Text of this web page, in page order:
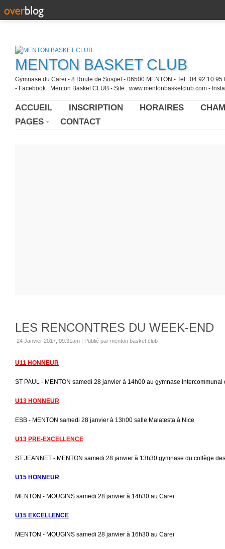
MENTON BASKET CLUB
Gymnase du Careï - 8 Route de Sospel - 06500 MENTON - Tel : 04 92 10
- Facebook : Menton Basket CLUB - Site : www.mentonbasketclub.com -
ACCUEIL INSCRIPTION HORAIRES
PAGES
CONTACT
LES RENCONTRES DU WEEK-END
24 Janvier 2017, 09:31am | Publié par menton basket club
U11 HONNEUR
ST PAUL - MENTON samedi 28 janvier à 14h00 au gymnase Intercommunal
U13 HONNEUR
ESB - MENTON samedi 28 janvier à 13h00 salle Malatesta à Nice
U13 PRE-EXCELLENCE
ST JEANNET - MENTON samedi 28 janvier à 13h30 gymnase du collège
U15 HONNEUR
MENTON - MOUGINS samedi 28 janvier à 14h30 au Careï
U15 EXCELLENCE
MENTON - MOUGINS samedi 28 janvier à 16h30 au Careï